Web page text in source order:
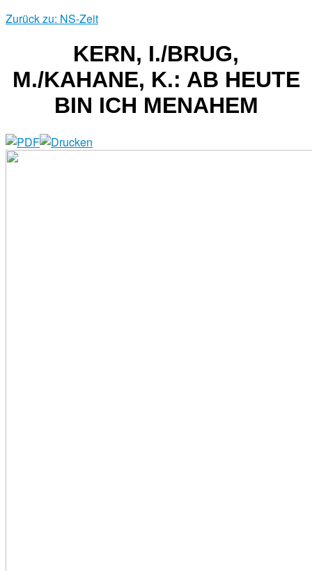
Zurück zu: NS-Zeit
KERN, I./BRUG,
M./KAHANE, K.: AB HEUTE
BIN ICH MENAHEM